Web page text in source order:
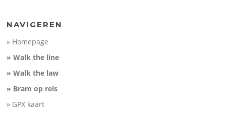
NAVIGEREN
» Homepage
» Walk the line
» Walk the law
» Bram op reis
» GPX kaart